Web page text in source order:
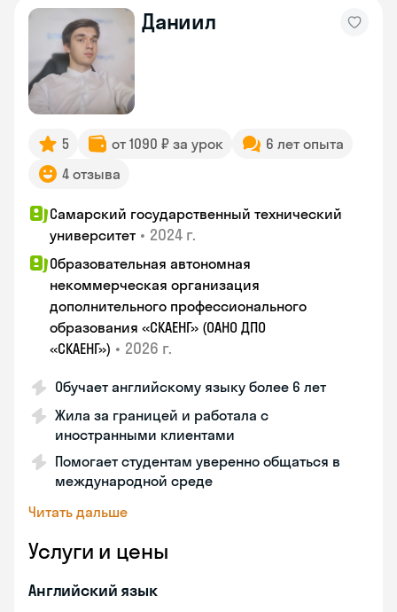
Даниил
5 от 1090 ₽ за урок
6 лет опыта
4 отзыва
Самарский государственный технический
университет • 2024 г.
Образовательная автономная
некоммерческая организация
дополнительного профессионального
образования «СКАЕНГ» (ОАНО ДПО
«СКАЕНГ») • 2026 г.
Обучает английскому языку более 6 лет
Жила за границей и работала с
иностранными клиентами
Помогает студентам уверенно общаться в
международной среде
Читать дальше
Услуги и цены
Английский язык